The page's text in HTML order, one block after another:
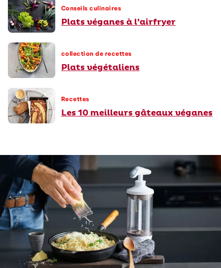
Conseils culinaires
Plats véganes à l’airfryer
collection de recettes
Plats végétaliens
Recettes
Les 10 meilleurs gâteaux véganes